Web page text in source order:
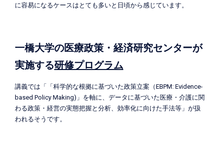
に容易になるケースはとても多いと日頃から感じています。
一橋大学の医療政策・経済研究センターが
実施する研修プログラム
講義では「「科学的な根拠に基づいた政策立案（EBPM: Evidence-
based Policy Making)」を軸に、データに基づいた医療・介護に関
わる政策・経営の実態把握と分析、効率化に向けた手法等」が扱
われるそうです。